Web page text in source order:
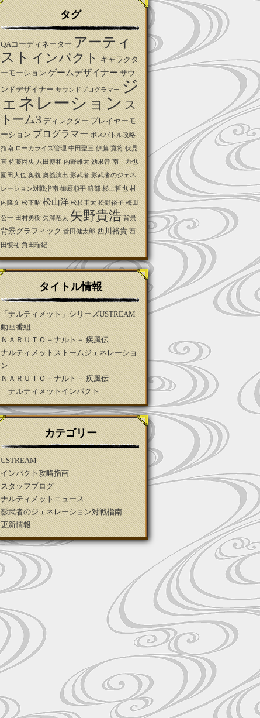
タグ
QAコーディネーター アーティ
ストインパクト キャラクタ
ーモーション ゲームデザイナー サウ
ンドデザイナー サウンドプログラマー ジ
ェネレーションス
トーム3 ディレクター プレイヤーモ
ーション プログラマー ボスバトル攻略
指南 ローカライズ管理 中田聖三 伊藤 寛将 伏見
直 佐藤尚央 八田博和 内野雄太 効果音 南 力也
園田大也 奥義 奥義演出 影武者 影武者のジェネ
レーション対戦指南 御厨順平 暗部 杉上哲也 村
内隆文 松下昭 松山洋 松枝圭太 松野裕子 梅田
公一 田村勇樹 矢澤竜太 矢野貴浩 背景
背景グラフィック 菅田健太郎 西川裕貴 西
田慎祐 角田瑞紀
タイトル情報
「ナルティメット」シリーズUSTREAM
動画番組
ＮＡＲＵＴＯ－ナルト－ 疾風伝
ナルティメットストームジェネレーショ
ン
ＮＡＲＵＴＯ－ナルト－ 疾風伝
ナルティメットインパクト
カテゴリー
USTREAM
インパクト攻略指南
スタッフブログ
ナルティメットニュース
影武者のジェネレーション対戦指南
更新情報